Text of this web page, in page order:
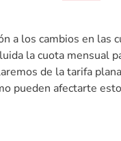
a los cambios en
la cuota
de la tarifa
pueden afectarte